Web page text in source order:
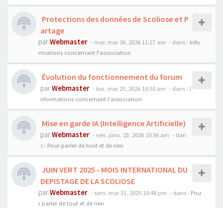
Protections des données de Scoliose et P
artage
parWebmaster - mar. mai 26, 2026 11:17 am - dans : Info
rmations concernant l'association
Évolution du fonctionnement du forum
parWebmaster - lun. mai 25, 2026 10:30 am - dans : I
nformations concernant l'association
Mise en garde IA (Intelligence Artificielle)
parWebmaster - ven. janv. 23, 2026 10:56 am - dan
s : Pour parler de tout et de rien
JUIN VERT 2025 - MOIS INTERNATIONAL DU
DEPISTAGE DE LA SCOLIOSE
parWebmaster - sam. mai 31, 2025 10:48 pm - dans : Pou
r parler de tout et de rien